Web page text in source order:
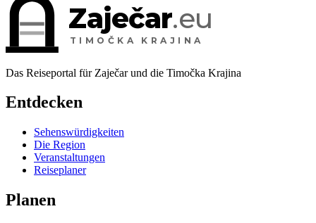
Zaječar.eu
TIMOČKA KRAJINA
Das Reiseportal für Zaječar und die Timočka Krajina
Entdecken
Sehenswürdigkeiten
Die Region
Veranstaltungen
Reiseplaner
Planen